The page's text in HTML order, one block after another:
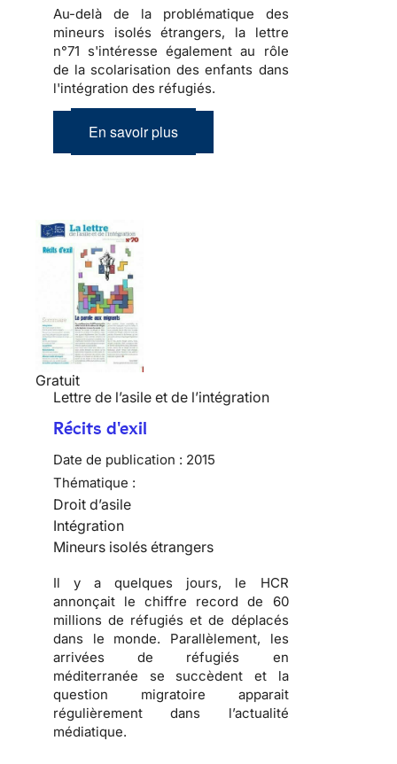
Au-delà de la problématique des
mineurs isolés étrangers, la lettre
n°71 s'intéresse également au rôle
de la scolarisation des enfants dans
l'intégration des réfugiés.
En savoir plus
Gratuit
Lettre de l’asile et de l’intégration
Récits d'exil
Date de publication : 2015
Thématique :
Droit d’asile
Intégration
Mineurs isolés étrangers
Il y a quelques jours, le HCR
annonçait le chiffre record de 60
millions de réfugiés et de déplacés
dans le monde. Parallèlement, les
arrivées de réfugiés en
méditerranée se succèdent et la
question migratoire apparait
régulièrement dans l’actualité
médiatique.